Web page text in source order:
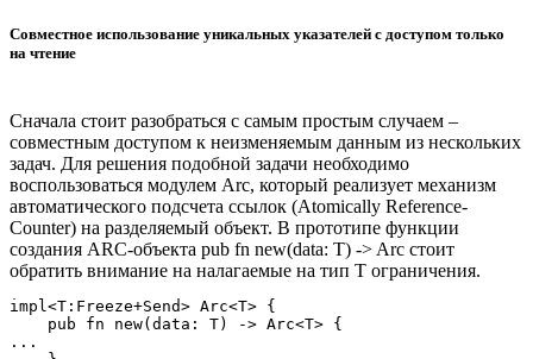
Совместное использование уникальных указателей с доступом только
на чтение
Сначала стоит разобраться с самым простым случаем –
совместным доступом к неизменяемым данным из нескольких
задач. Для решения подобной задачи необходимо
воспользоваться модулем Arc, который реализует механизм
автоматического подсчета ссылок (Atomically Reference-
Counter) на разделяемый объект. В прототипе функции
создания ARC-объекта pub fn new(data: T) -> Arc стоит
обратить внимание на налагаемые на тип T ограничения.
impl<T:Freeze+Send> Arc<T> {
    pub fn new(data: T) -> Arc<T> {
...